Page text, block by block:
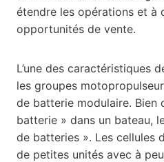
étendre les opérations et à
opportunités de vente.
L’une des caractéristiques
les groupes
de batterie modulaire. Bien
batterie » dans un bateau,
de batteries ». Les cellules
de petites unités avec à